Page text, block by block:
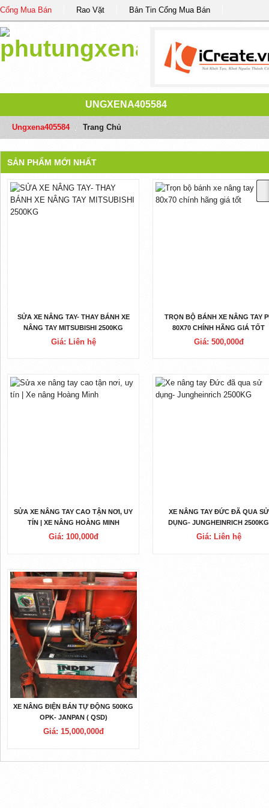
Cổng Mua Bán Rao Vặt Bản Tin Cổng Mua Bán
UNGXENA405584
Ungxena405584 Trang Chủ
SẢN PHẨM MỚI NHẤT
SỬA XE NÂNG TAY- THAY BÁNH XE
NÂNG TAY MITSUBISHI 2500KG
Giá: Liên hệ
TRỌN BỘ BÁNH XE NÂNG TAY
80X70 CHÍNH HÃNG GIÁ TỐT
Giá: 500,000đ
SỬA XE NÂNG TAY CAO TẬN NƠI, UY
TÍN | XE NÂNG HOÀNG MINH
Giá: 100,000đ
XE NÂNG TAY ĐỨC ĐÃ QUA SỬ
DỤNG- JUNGHEINRICH 2500KG
Giá: Liên hệ
XE NÂNG ĐIỆN BÁN TỰ ĐỘNG 500KG
OPK- JANPAN ( QSD)
Giá: 15,000,000đ